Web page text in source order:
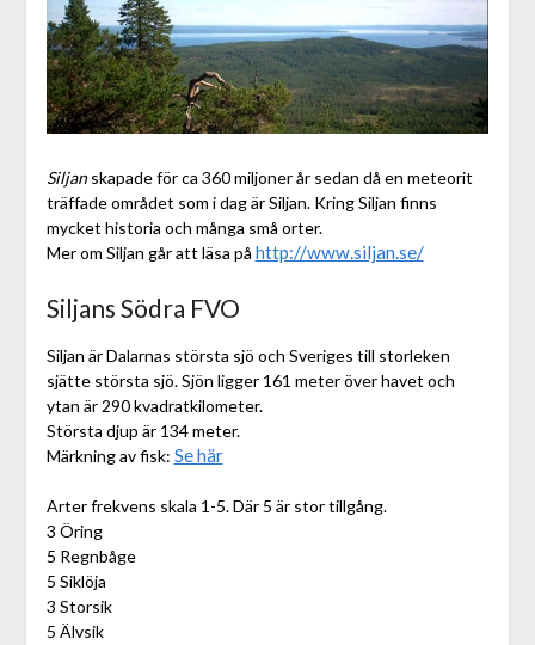
Siljanskapade för ca 360 miljoner år sedan då en meteorit
träffade området som i dag är Siljan. Kring Siljan finns
mycket historia och många små orter.
Mer om Siljan går att läsa på http://www.siljan.se/
Siljans Södra FVO
Siljan är Dalarnas största sjö och Sveriges till storleken
sjätte största sjö. Sjön ligger 161 meter över havet och
ytan är 290 kvadratkilometer.
Största djup är 134 meter.
Märkning av fisk: Se här
Arter frekvens skala 1-5. Där 5 är stor tillgång.
3 Öring
5 Regnbåge
5 Siklöja
3 Storsik
5 Älvsik